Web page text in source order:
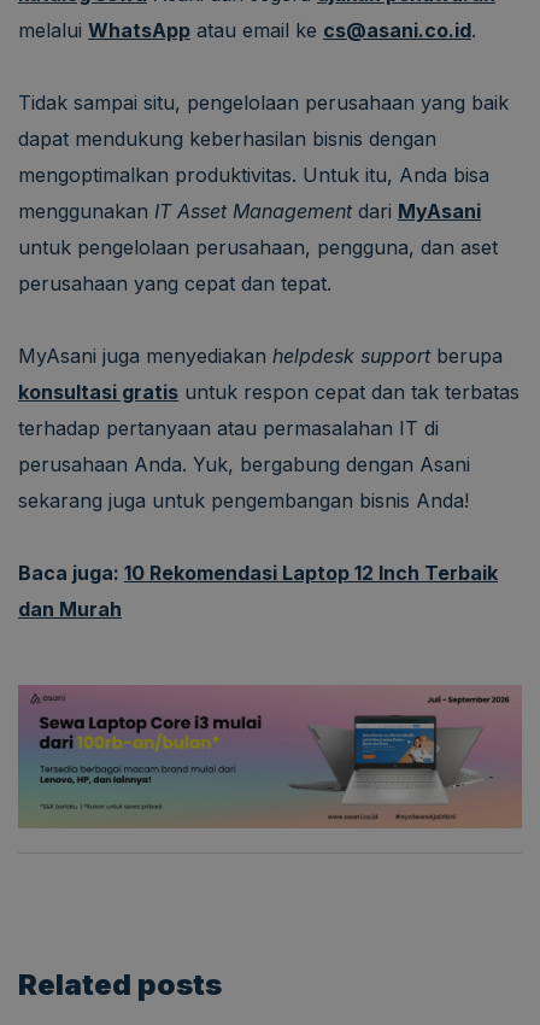
melalui WhatsApp atau email ke cs@asani.co.id.
Tidak sampai situ, pengelolaan perusahaan yang baik
dapat mendukung keberhasilan bisnis dengan
mengoptimalkan produktivitas. Untuk itu, Anda bisa
menggunakan IT Asset Managementdari MyAsani
untuk pengelolaan perusahaan, pengguna, dan aset
perusahaan yang cepat dan tepat.
MyAsani juga menyediakan helpdesk supportberupa
konsultasi gratis untuk respon cepat dan tak terbatas
terhadap pertanyaan atau permasalahan IT di
perusahaan Anda. Yuk, bergabung dengan Asani
sekarang juga untuk pengembangan bisnis Anda!
Baca juga: 10 Rekomendasi Laptop 12 Inch Terbaik
dan Murah
Related posts